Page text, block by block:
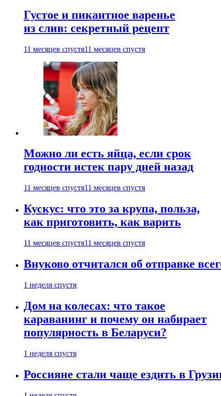
Густое и пикантное варенье
из слив: секретный рецепт
11 месяцев спустя11 месяцев спустя
Можно ли есть яйца, если срок
годности истек пару дней назад
11 месяцев спустя11 месяцев спустя
Кускус: что это за крупа, польза,
как приготовить, как варить
11 месяцев спустя11 месяцев спустя
Внуково отчитался об отправке
1 неделя спустя
Дом на колесах: что такое
караванинг и почему он набирает
популярность в Беларуси?
1 неделя спустя
Россияне стали чаще ездить в